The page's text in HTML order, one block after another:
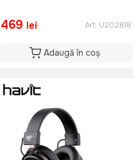
469 lei Art: U202818
Adaugă în coș